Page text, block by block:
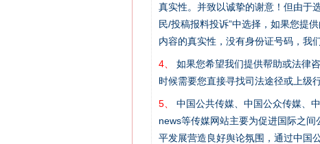
真实性。并致以诚挚的谢意！但由于
民/投稿报料投诉”中选择，如果您提
内容的真实性，没有身份证号码，我
4、
如果您希望我们提供帮助或法律
时候需要您直接寻找司法途径或上级
5、
中国公共传媒、中国公众传媒、
news等传媒网站主要为促进国际之
平发展营造良好舆论氛围，通过中国
网上购药对药下症？